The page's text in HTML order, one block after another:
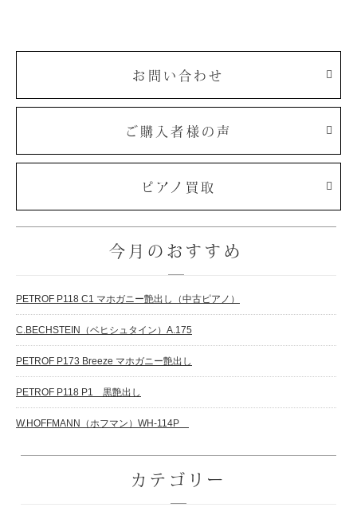
お問い合わせ
ご購入者様の声
ピアノ買取
今月のおすすめ
PETROF P118 C1 マホガニー艶出し（中古ピアノ）
C.BECHSTEIN（ベヒシュタイン）A.175
PETROF P173 Breeze マホガニー艶出し
PETROF P118 P1 黒艶出し
W.HOFFMANN（ホフマン）WH-114P
カテゴリー